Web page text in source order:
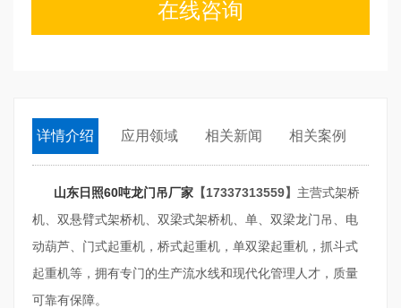
在线咨询
详情介绍 应用领域 相关新闻 相关案例
山东日照60吨龙门吊厂家 【17337313559】 主营式架桥
机、双悬臂式架桥机、双梁式架桥机、单、双梁龙门吊、电
动葫芦、门式起重机，桥式起重机，单双梁起重机，抓斗式
起重机等，拥有专门的生产流水线和现代化管理人才，质量
可靠有保障。